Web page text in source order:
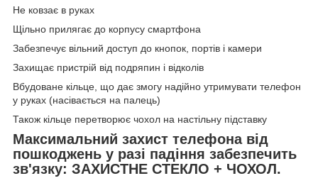
Не ковзає в руках
Щільно прилягає до корпусу смартфона
Забезпечує вільний доступ до кнопок, портів і камери
Захищає пристрій від подряпин і відколів
Вбудоване кільце, що дає змогу надійно утримувати телефон
у руках (насівається на палець)
Також кільце перетворює чохол на настільну підставку
Максимальний захист телефона від
пошкоджень у разі падіння забезпечить
зв'язку: ЗАХИСТНЕ СТЕКЛО + ЧОХОЛ.